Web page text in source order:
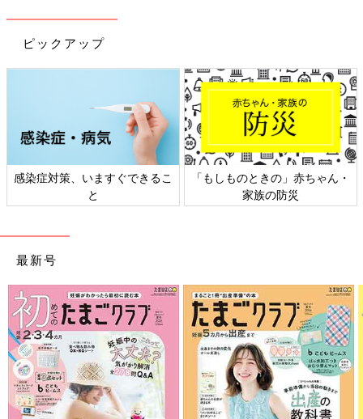
んにより良い未来を残したい』という想いによるものです。
実はここのお名前タグは2019年4月に
Twitterで話題にしていただ
けて、約1万件のいいね、5000件以上のリツイートがありまし
た。『長く使おうって思える』といったうれしいお声も。
ほかにも赤ちゃんの未来を守ろうと、郵送時の梱包を最小限にす
るなど、環境への配慮を積極的に行っています」
Haruulalaは、バングラデシュに自社工場があります。創業者で
ある中村社長が5年前に出張でバングラデシュを訪れたことが、
会社設立・ブランド立ち上げのきっかけだそうです。
「バングラデシュの貧困地域には、家計を支えるため、幼いうち
から学校へ行かずに働きだす子どもたちがたくさんいます。子ど
もたちが生まれた環境に左右されることなく、自分の夢に向かっ
て挑戦できる社会を実現したい。そんな想いから、親に安定した
仕事をつくろうと、バングラデシュに自社工場をつくることにし
ピックアップ
感染症対策、いますぐできるこ
と
「もしものときの」赤ちゃん・
家族の防災
最新号